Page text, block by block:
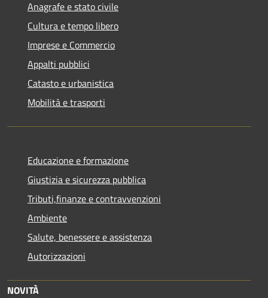
Anagrafe e stato civile
Cultura e tempo libero
Imprese e Commercio
Appalti pubblici
Catasto e urbanistica
Mobilità e trasporti
Educazione e formazione
Giustizia e sicurezza pubblica
Tributi,finanze e contravvenzioni
Ambiente
Salute, benessere e assistenza
Autorizzazioni
NOVITÀ